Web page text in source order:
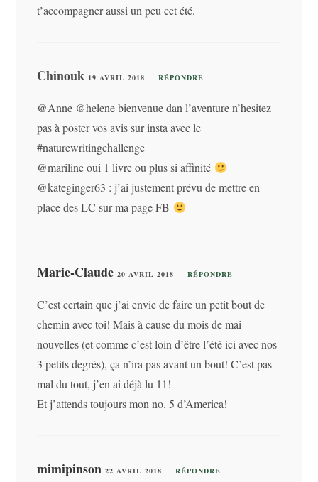
t’accompagner aussi un peu cet été.
Chinouk 19 AVRIL 2018 RÉPONDRE
@Anne @helene bienvenue dan l’aventure n’hesitez
pas à poster vos avis sur insta avec le
#naturewritingchallenge
@mariline oui 1 livre ou plus si affinité
@kateginger63 : j’ai justement prévu de mettre en
place des LC sur ma page FB
Marie-Claude 20 AVRIL 2018 RÉPONDRE
C’est certain que j’ai envie de faire un petit bout de
chemin avec toi! Mais à cause du mois de mai
nouvelles (et comme c’est loin d’être l’été ici avec nos
3 petits degrés), ça n’ira pas avant un bout! C’est pas
mal du tout, j’en ai déjà lu 11!
Et j’attends toujours mon no. 5 d’America!
mimipinson 22 AVRIL 2018 RÉPONDRE